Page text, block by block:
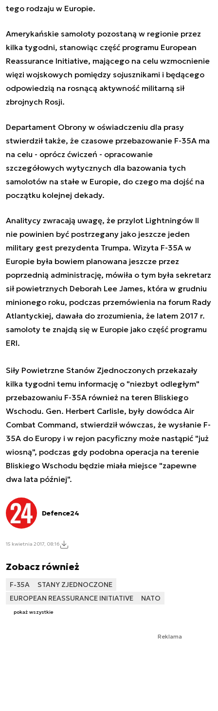
tego rodzaju w Europie.
Amerykańskie samoloty pozostaną w regionie przez
kilka tygodni, stanowiąc część programu European
Reassurance Initiative, mającego na celu wzmocnienie
więzi wojskowych pomiędzy sojusznikami i będącego
odpowiedzią na rosnącą aktywność militarną sił
zbrojnych Rosji.
Departament Obrony w oświadczeniu dla prasy
stwierdził także, że czasowe przebazowanie F-35A ma
na celu - oprócz ćwiczeń - opracowanie
szczegółowych wytycznych dla bazowania tych
samolotów na stałe w Europie, do czego ma dojść na
początku kolejnej dekady.
Analitycy zwracają uwagę, że przylot Lightningów II
nie powinien być postrzegany jako jeszcze jeden
military gest prezydenta Trumpa. Wizyta F-35A w
Europie była bowiem planowana jeszcze przez
poprzednią administrację, mówiła o tym była sekretarz
sił powietrznych Deborah Lee James, która w grudniu
minionego roku, podczas przemówienia na forum Rady
Atlantyckiej, dawała do zrozumienia, że latem 2017 r.
samoloty te znajdą się w Europie jako część programu
ERI.
Siły Powietrzne Stanów Zjednoczonych przekazały
kilka tygodni temu informację o "niezbyt odległym"
przebazowaniu F-35A również na teren Bliskiego
Wschodu. Gen. Herbert Carlisle, były dowódca Air
Combat Command, stwierdził wówczas, że wysłanie F-
35A do Europy i w rejon pacyficzny może nastąpić "już
wiosną", podczas gdy podobna operacja na terenie
Bliskiego Wschodu będzie miała miejsce "zapewne
dwa lata później".
Defence24
15 kwietnia 2017, 08:16
Zobacz również
F-35A
STANY ZJEDNOCZONE
EUROPEAN REASSURANCE INITIATIVE
NATO
pokaż wszystkie
Reklama